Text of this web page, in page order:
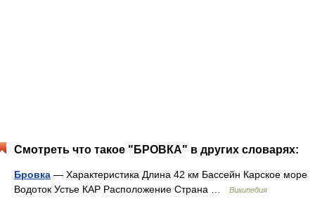
Смотреть что такое "БРОВКА" в других словарях:
Бровка — Характеристика Длина 42 км Бассейн Карское море
Водоток Устье КАР Расположение Страна …
Википедия